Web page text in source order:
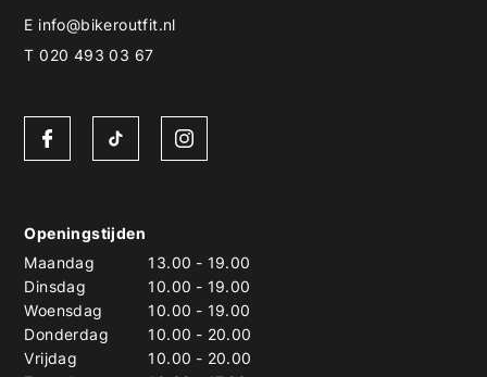
E info@bikeroutfit.nl
T 020 493 03 67
Openingstijden
Maandag
13.00 - 19.00
Dinsdag
10.00 - 19.00
Woensdag
10.00 - 19.00
Donderdag
10.00 - 20.00
Vrijdag
10.00 - 20.00